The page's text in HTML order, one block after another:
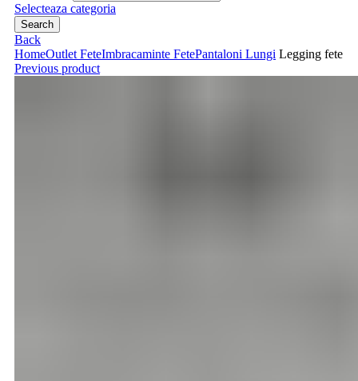
Selecteaza categoria
Search
Back
HomeOutlet FeteImbracaminte FetePantaloni Lungi Legging fete
Previous product